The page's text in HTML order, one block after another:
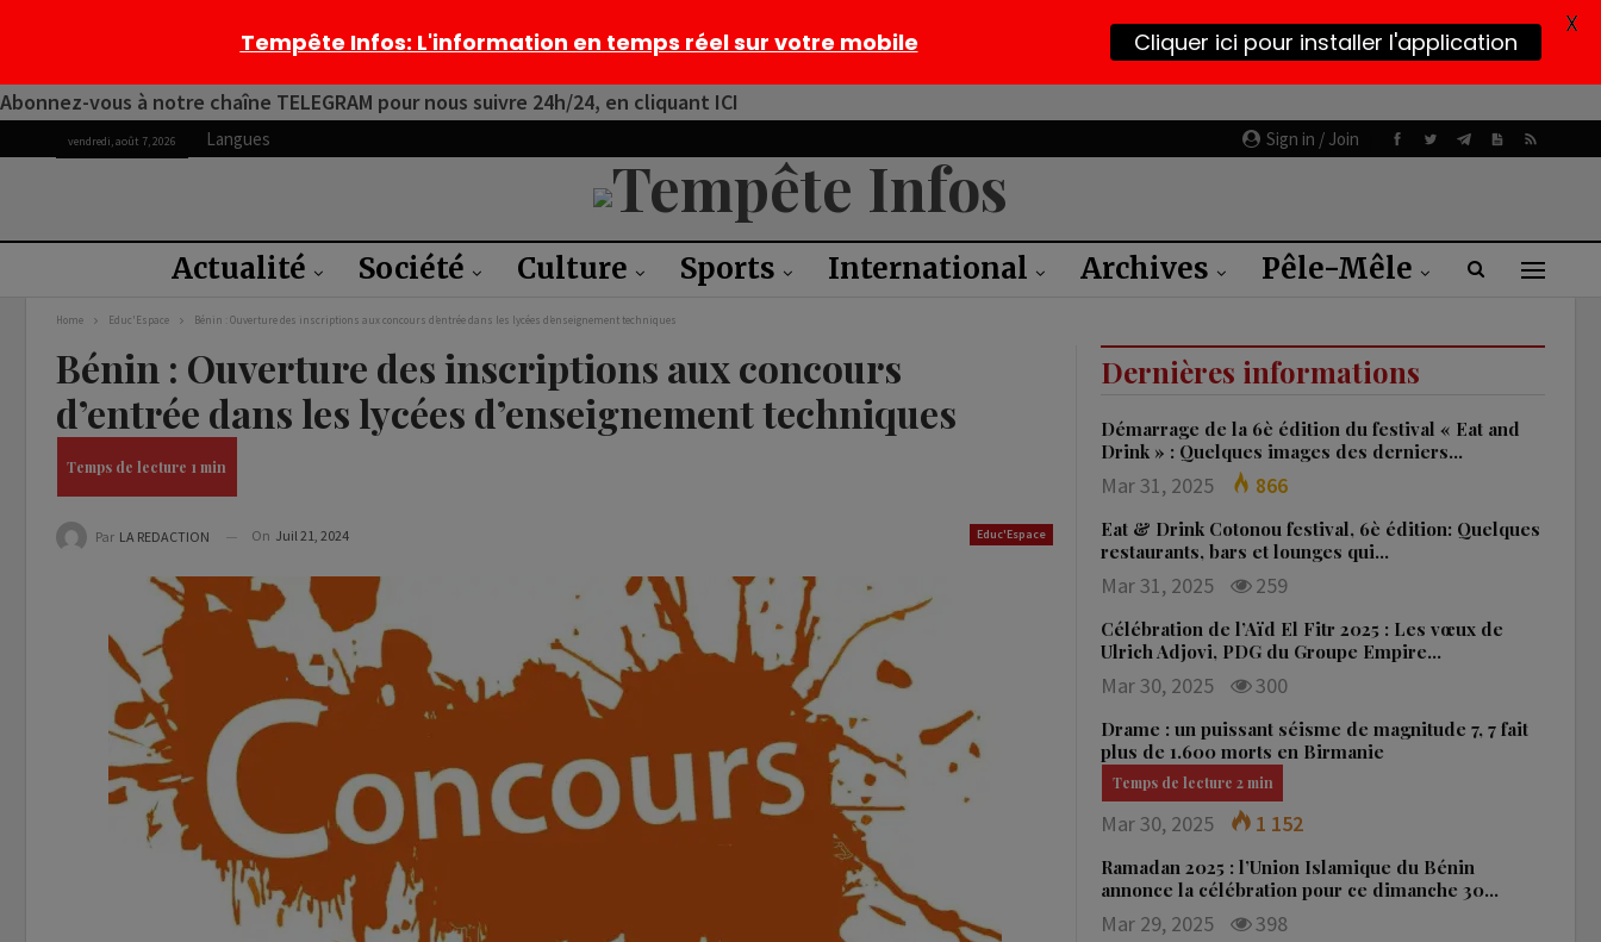
Abonnez-vous à notre chaîne TELEGRAM pour nous suivre 24h/24, en cliquant ICI
Sign in / Join
vendredi, août 7, 2026 Langues
Actualité Société Culture Sports International Archives Pêle-Mêle
Home Educ'Espace Bénin : Ouverture des inscriptions aux concours d’entrée dans les lycées d’enseignement techniques
Bénin : Ouverture des inscriptions aux concours
d’entrée dans les lycées d’enseignement techniques
Educ'Espace
Par LA REDACTION On Juil 21, 2024
Dernières informations
Démarrage de la 6è édition du festival « Eat and
Drink » : Quelques images des derniers…
Mar 31, 2025 866
Eat & Drink Cotonou festival, 6è édition: Quelques
restaurants, bars et lounges qui…
Mar 31, 2025 259
Célébration de l’Aïd El Fitr 2025 : Les vœux de
Ulrich Adjovi, PDG du Groupe Empire…
Mar 30, 2025 300
Drame : un puissant séisme de magnitude 7, 7 fait
plus de 1.600 morts en Birmanie
Mar 30, 2025 1 152
Ramadan 2025 : l’Union Islamique du Bénin
annonce la célébration pour ce dimanche 30…
Mar 29, 2025 398
Tempête Infos: L'information en temps réel sur votre mobile Cliquer ici pour installer l'application
X